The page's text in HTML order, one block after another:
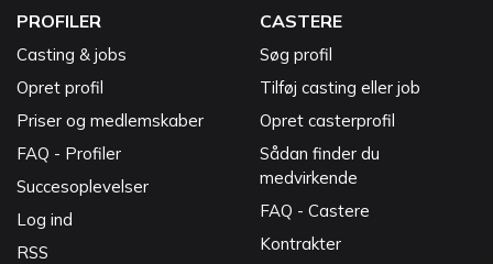
PROFILER
Casting & jobs
Opret profil
Priser og medlemskaber
FAQ - Profiler
Succesoplevelser
Log ind
RSS
CASTERE
Søg profil
Tilføj casting eller job
Opret casterprofil
Sådan finder du
medvirkende
FAQ - Castere
Kontrakter